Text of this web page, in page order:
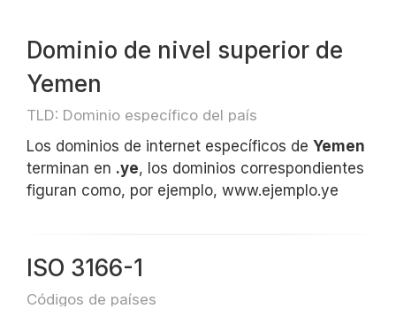
Dominio de nivel superior de
Yemen
TLD: Dominio específico del país
Los dominios de internet específicos de Yemen
terminan en .ye, los dominios correspondientes
figuran como, por ejemplo, www.ejemplo.ye
ISO 3166-1
Códigos de países